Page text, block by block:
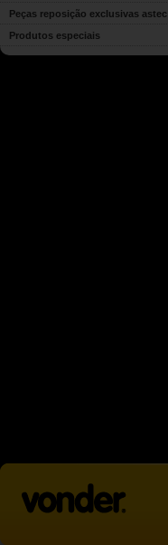
Peças reposição exclusivas astec
Produtos especiais